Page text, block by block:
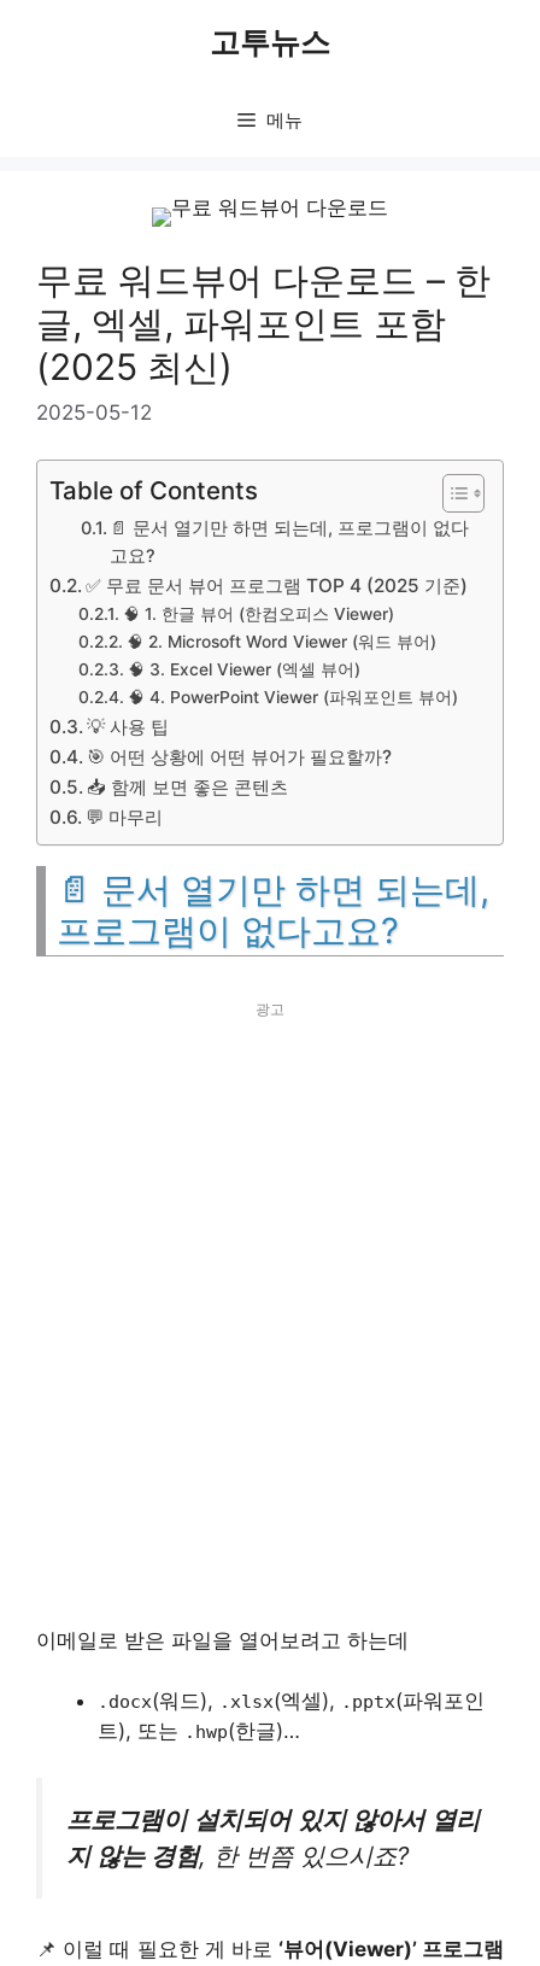
고투뉴스
메뉴
무료 워드뷰어 다운로드 – 한
글, 엑셀, 파워포인트 포함
(2025 최신)
2025-05-12
Table of Contents
📄 문서 열기만 하면 되는데, 프로그램이 없다
고요?
✅ 무료 문서 뷰어 프로그램 TOP 4 (2025 기준)
🧠 1. 한글 뷰어 (한컴오피스 Viewer)
🧠 2. Microsoft Word Viewer (워드 뷰어)
🧠 3. Excel Viewer (엑셀 뷰어)
🧠 4. PowerPoint Viewer (파워포인트 뷰어)
💡 사용 팁
🎯 어떤 상황에 어떤 뷰어가 필요할까?
📥 함께 보면 좋은 콘텐츠
💬 마무리
📄 문서 열기만 하면 되는데,
프로그램이 없다고요?
광고
이메일로 받은 파일을 열어보려고 하는데
.docx(워드), .xlsx(엑셀), .pptx(파워포인
트), 또는 .hwp(한글)…
프로그램이 설치되어 있지 않아서 열리
지 않는 경험, 한 번쯤 있으시죠?
📌 이럴 때 필요한 게 바로 ‘뷰어(Viewer)’ 프로그램